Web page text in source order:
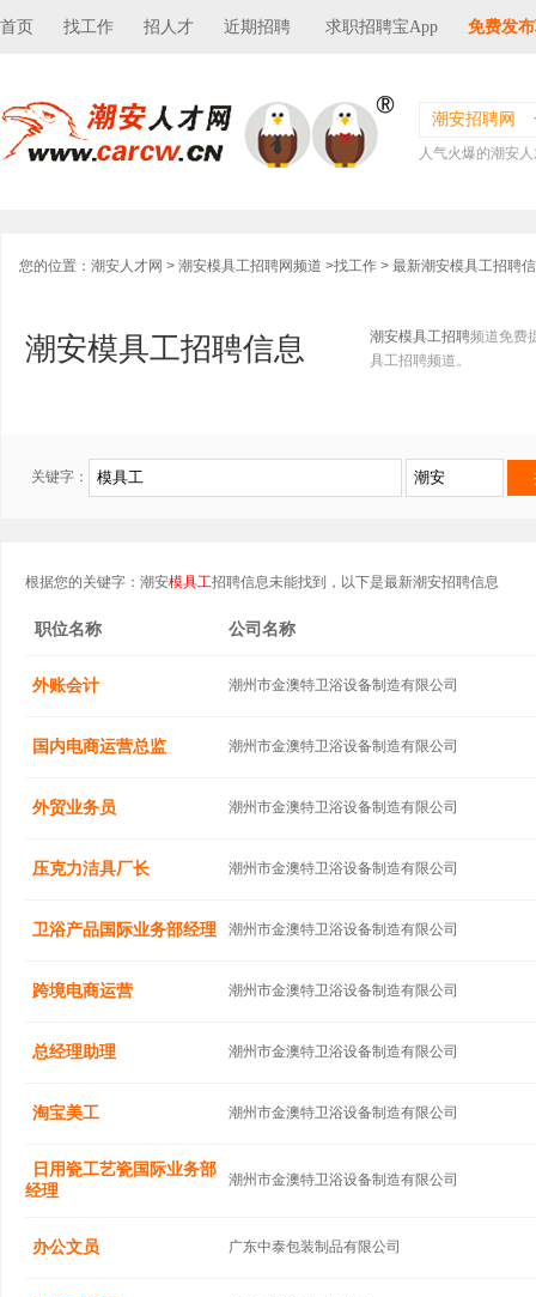
首页 找工作 招人才 近期招聘 求职招聘宝App 免费发
潮安招聘网
人气火爆的潮安
您的位置： 潮安人才网 > 潮安模具工招聘网频道 >找工作 > 最新潮安模具工招聘
潮安模具工招聘信息 潮安模具工招聘频道免费
具工招聘频道。
关键字：
根据您的关键字：潮安模具工招聘信息未能找到，以下是最新潮安招聘信息
职位名称 公司名称
外账会计 潮州市金澳特卫浴设备制造有限公司
国内电商运营总监 潮州市金澳特卫浴设备制造有限公司
外贸业务员 潮州市金澳特卫浴设备制造有限公司
压克力洁具厂长 潮州市金澳特卫浴设备制造有限公司
卫浴产品国际业务部经理 潮州市金澳特卫浴设备制造有限公司
跨境电商运营 潮州市金澳特卫浴设备制造有限公司
总经理助理 潮州市金澳特卫浴设备制造有限公司
淘宝美工 潮州市金澳特卫浴设备制造有限公司
日用瓷工艺瓷国际业务部
经理
潮州市金澳特卫浴设备制造有限公司
办公文员 广东中泰包装制品有限公司